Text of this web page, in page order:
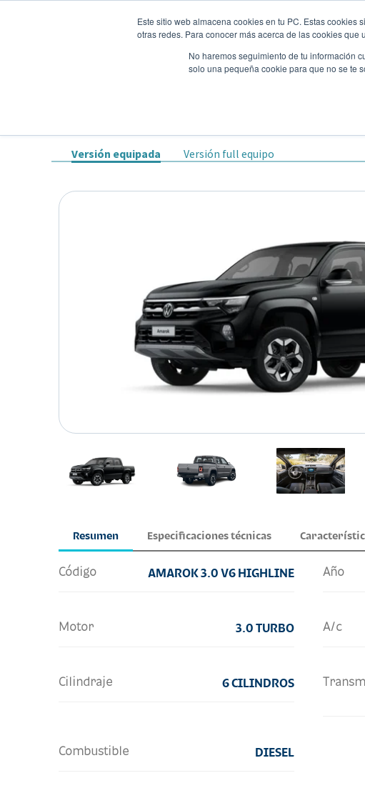
Este sitio web almacena cookies en tu PC. Estas cookies
otras redes. Para conocer más acerca de las cookies
No haremos seguimiento de tu información
solo una pequeña cookie para que no se te
Versión equipada Versión full equipo
Resumen Especificaciones técnicas
Código AMAROK 3.0 V6 HIGHLINE Año
Motor 3.0 TURBO A/c
Cilindraje 6 CILINDROS
Combustible DIESEL